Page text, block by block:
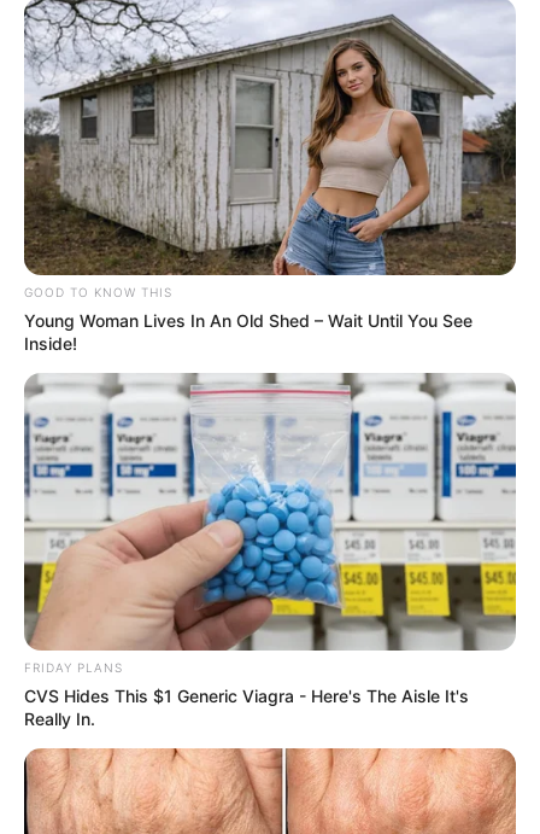
GOOD TO KNOW THIS
Young Woman Lives In An Old Shed – Wait Until You See
Inside!
FRIDAY PLANS
CVS Hides This $1 Generic Viagra - Here's The Aisle It's
Really In.